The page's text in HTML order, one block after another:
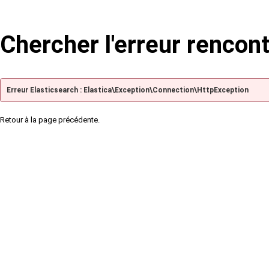
Chercher l'erreur
Erreur Elasticsearch : Elastica\Exception\Connection\HttpException
Retour à la page précédente.